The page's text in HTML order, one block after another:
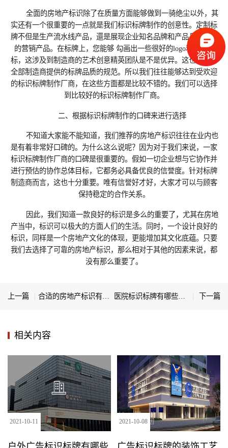
全面的房地产标识除了在质量方面能够做到一骑绝尘以外，其
实还有一个很重要的一点就是我们标识标牌制作的创意性。定制标
牌不但是生产流水线产品，還是展现企业知名品牌和产品品牌形象
的营销产品。在标牌上，您能够 勾画出一些很好的logo和品牌图
标，这涉及到制造商的艺术创意精英团队是不是优异。这也是分辨
全部制造商提供的标牌品质的规范。所以我们往往能够达到受欢迎
的标识标牌制作厂商，在这些方面都是比较不错的。我们可以选择
到比较好的标识标牌制作厂商。
二、根据标识标牌制作的口碑来进行选择
不知道大家能不能知道，我们推荐的房地产标识往往在业内也
是有着非常好口碑的。为什么这么说呢？因为对于我们来说，一家
标识标牌制作厂商的口碑是很重要的。假如一切企业想与它协作并
进行预估的协作总体目标，它都务必具备优良的信誉度。针对标牌
制造商而言，这也十分重要。唯有信誉好才好，大家才可以与顾客
保持稳定的合作关系。
因此，我们知道一款良好的标识是多么的重要了，尤其在房地
产当中，标识可以极大的方面人们的生活。同时，一个设计良好的
标识，同样是一个房地产文化的体现，更能增加其文化底蕴。只要
我们去选择了可靠的房地产标识，那么相对于其他的因素来说，都
没有那么重要了。
上一篇 合适的房地产标识有哪些 下一篇
相关内容
2021-10-11 2021-10-08